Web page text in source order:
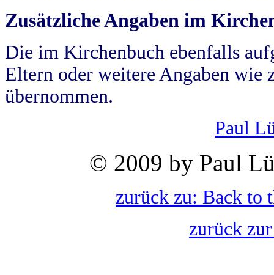
Zusätzliche Angaben im
Die im Kirchenbuch ebenfalls
Eltern oder weitere Angaben wie
übernommen.
Paul
© 2009 by Paul
zurück zu: Back to
zurück